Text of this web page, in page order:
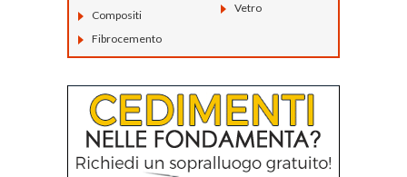
Compositi
Fibrocemento
Vetro